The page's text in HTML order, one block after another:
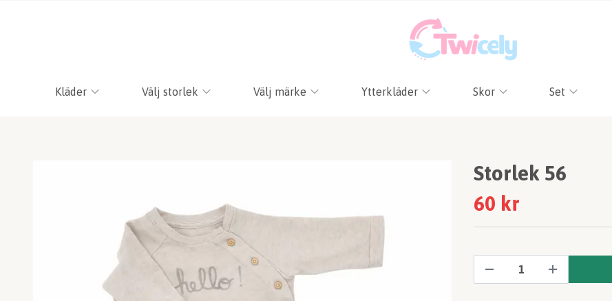
Kläder Välj storlek Välj märke Ytterkläder Skor Set
Storlek 56
60 kr